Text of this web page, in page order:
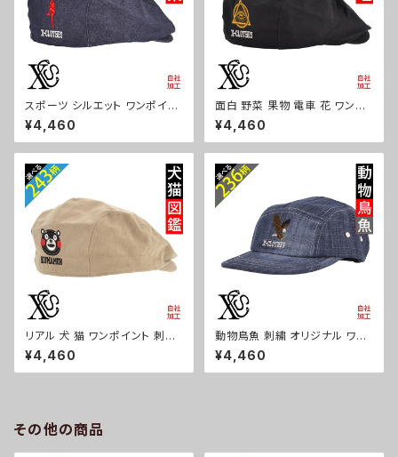
スポーツ シルエット ワンポイン
ト 刺繍 帽子 コットン ハンチン
グ メンズ レディース インナーメ
ッシュ 雑貨 グッズ 自社ブランド
バスケ テニス 誕生日 クリスマ
ス ori-a-cap68-b08-s
¥4,460
面白 野菜 果物 電車 花 ワンポ
イント 刺繍 帽子 コットン ハン
チング メンズ レディース インナ
ーメッシュ 雑貨 グッズ 自社ブラ
8-b09-s
¥4,460
リアル 犬 猫 ワンポイント 刺繍
帽子 コットン ハンチング メンズ
レディース インナーメッシュ 雑
貨 グッズ 自社ブランド 柄 柴犬
cap68-b10-s
¥4,460
動物鳥魚 刺繍 オリジナル ワン
ポイント デニム ジェットキャップ
ウォッシュ加工 帽子 メンズ レデ
ィース ピグメント 雑貨 グッズ 自
¥4,460
その他の商品